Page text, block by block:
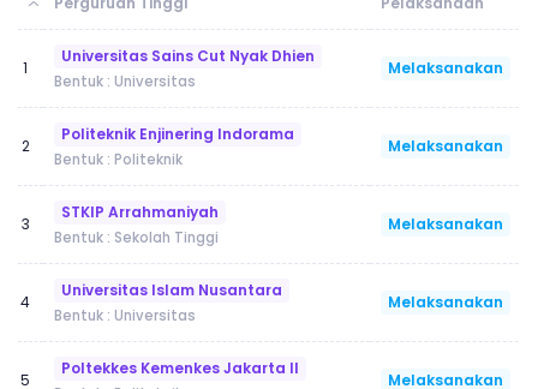
1
Universitas Sains Cut Nyak Dhien
Bentuk : Universitas
Melaksanakan
2
Politeknik Enjinering Indorama
Bentuk : Politeknik
Melaksanakan
3
STKIP Arrahmaniyah
Bentuk : Sekolah Tinggi
Melaksanakan
4
Universitas Islam Nusantara
Bentuk : Universitas
Melaksanakan
5
Poltekkes Kemenkes Jakarta II
Melaksanakan